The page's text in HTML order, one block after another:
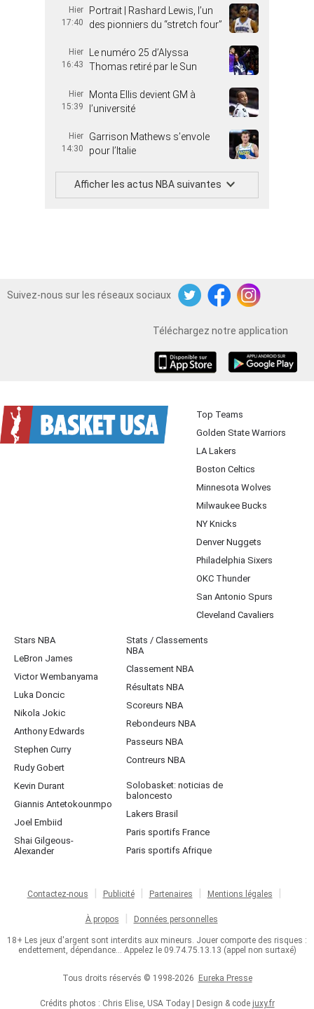
Hier
17:40
Portrait | Rashard Lewis, l’un
des pionniers du “stretch four”
Hier
16:43
Le numéro 25 d’Alyssa
Thomas retiré par le Sun
Hier
15:39
Monta Ellis devient GM à
l’université
Hier
14:30
Garrison Mathews s’envole
pour l’Italie
Afficher les actus NBA suivantes
Suivez-nous sur les réseaux sociaux
TwitterFacebookInstagram
Téléchargez notre application
Top Teams
Golden State Warriors
LA Lakers
Boston Celtics
Minnesota Wolves
Milwaukee Bucks
NY Knicks
Denver Nuggets
Philadelphia Sixers
OKC Thunder
San Antonio Spurs
Cleveland Cavaliers
Stars NBA
LeBron James
Victor Wembanyama
Luka Doncic
Nikola Jokic
Anthony Edwards
Stephen Curry
Rudy Gobert
Kevin Durant
Giannis Antetokounmpo
Joel Embiid
Shai Gilgeous-
Alexander
Stats / Classements
NBA
Classement NBA
Résultats NBA
Scoreurs NBA
Rebondeurs NBA
Passeurs NBA
Contreurs NBA
Solobasket: noticias de
baloncesto
Lakers Brasil
Paris sportifs France
Paris sportifs Afrique
Contactez-nous Publicité Partenaires Mentions légales
À propos Données personnelles
18+ Les jeux d'argent sont interdits aux mineurs. Jouer comporte des risques :
endettement, dépendance... Appelez le 09.74.75.13.13 (appel non surtaxé)
Tous droits réservés © 1998-2026 Eureka Presse
Crédits photos : Chris Elise, USA Today | Design & code juxy.fr